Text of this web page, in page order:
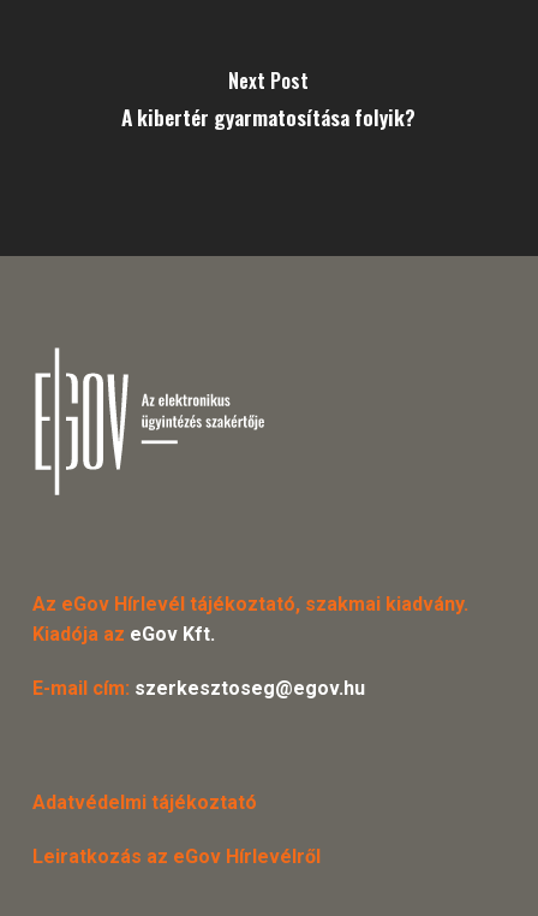
Next Post
A kibertér gyarmatosítása folyik?
Az eGov Hírlevél tájékoztató, szakmai kiadvány.
Kiadója az eGov Kft.
E-mail cím: szerkesztoseg@egov.hu
Adatvédelmi tájékoztató
Leiratkozás az eGov Hírlevélről